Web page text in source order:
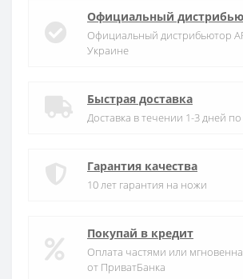
Официальный
Официальный дистрибьютор
Украине
Быстрая доставка
Доставка в течении 1-3 дней
Гарантия качества
10 лет гарантия на ножи
Покупай в кредит
Оплата частями или
от ПриватБанка